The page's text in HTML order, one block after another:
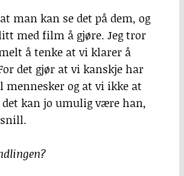
man kan se det på dem, og
med film å gjøre. Jeg tror
å tenke at vi klarer å
det gjør at vi kanskje har
og at vi ikke at
kan jo umulig være han,